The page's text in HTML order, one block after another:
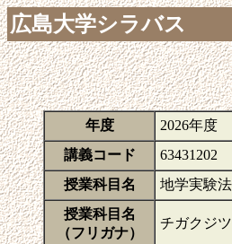
広島大学シラバス
年度 2026年度
講義コード
63431202
授業科目名
地学実験
授業科目名
（フリガナ）
チガクジ